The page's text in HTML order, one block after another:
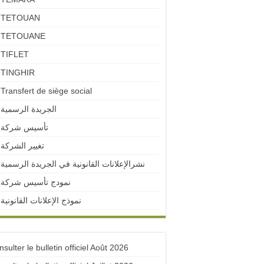
TETOUAN
TETOUANE
TIFLET
TINGHIR
Transfert de siège social
الجريدة الرسمية
تأسيس شركة
تغيير الشركة
نشرالإعلانات القانونية في الجريدة الرسمية
نمودج تأسيس شركة
نموذج الإعلانات القانونية
le bulletin officiel Août 2026